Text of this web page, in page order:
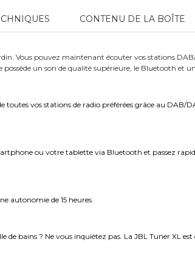
Vous pouvez maintenant écouter vos stations
un son de qualité supérieure, le Bluetooth et
vos stations de radio préférées grâce au DAB/
ou votre tablette via Bluetooth et passez
autonomie de 15 heures.
de bains ? Ne vous inquiétez pas. La JBL Tuner XL
CONTENU DE LA BOÎTE